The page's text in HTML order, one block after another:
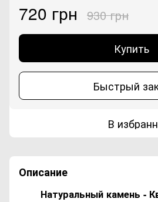
720 грн 930 грн
Купить
Быстрый
В
Описание
Натуральный камень -